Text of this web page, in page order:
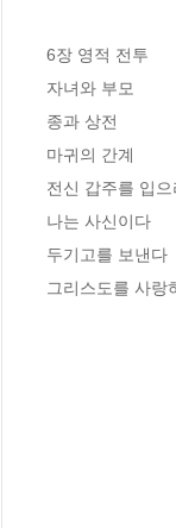
6장 영적 전투
자녀와 부모
종과 상전
마귀의 간계
전신 갑주를 입으
나는 사신이다
두기고를 보낸다
그리스도를 사랑